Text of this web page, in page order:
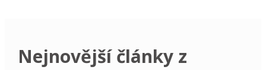
Nejnovější články z